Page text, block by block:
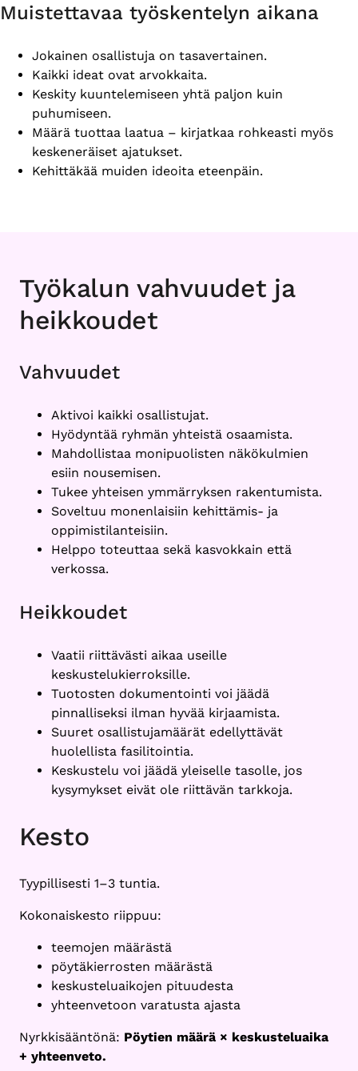
Muistettavaa työskentelyn aikana
Jokainen osallistuja on tasavertainen.
Kaikki ideat ovat arvokkaita.
Keskity kuuntelemiseen yhtä paljon kuin
puhumiseen.
Määrä tuottaa laatua – kirjatkaa rohkeasti myös
keskeneräiset ajatukset.
Kehittäkää muiden ideoita eteenpäin.
Työkalun vahvuudet ja
heikkoudet
Vahvuudet
Aktivoi kaikki osallistujat.
Hyödyntää ryhmän yhteistä osaamista.
Mahdollistaa monipuolisten näkökulmien
esiin nousemisen.
Tukee yhteisen ymmärryksen rakentumista.
Soveltuu monenlaisiin kehittämis- ja
oppimistilanteisiin.
Helppo toteuttaa sekä kasvokkain että
verkossa.
Heikkoudet
Vaatii riittävästi aikaa useille
keskustelukierroksille.
Tuotosten dokumentointi voi jäädä
pinnalliseksi ilman hyvää kirjaamista.
Suuret osallistujamäärät edellyttävät
huolellista fasilitointia.
Keskustelu voi jäädä yleiselle tasolle, jos
kysymykset eivät ole riittävän tarkkoja.
Kesto
Tyypillisesti 1–3 tuntia.
Kokonaiskesto riippuu:
teemojen määrästä
pöytäkierrosten määrästä
keskusteluaikojen pituudesta
yhteenvetoon varatusta ajasta
Nyrkkisääntönä: Pöytien määrä × keskusteluaika
+ yhteenveto.